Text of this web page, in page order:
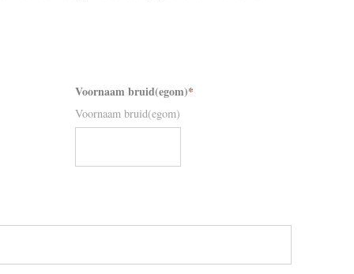
Voornaam bruid(egom)*
Voornaam bruid(egom)